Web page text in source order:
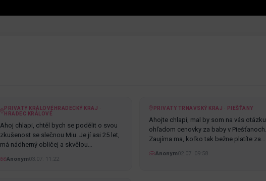
PRIVATY KRÁLOVÉHRADECKÝ KRAJ ·
HRADEC KRÁLOVÉ
Ahoj chlapi, chtěl bych se podělit o svou
zkušenost se slečnou Miu. Je jí asi 25 let,
má nádherný obličej a skvělou…
Anonym03.07. 11:22
PRIVATY TRNAVSKÝ KRAJ · PIEŠŤANY
Ahojte chlapi, mal by som na vás otázku
ohľadom cenovky za baby v Piešťanoch.
Zaujíma ma, koľko tak bežne platíte za…
Anonym02.07. 09:58